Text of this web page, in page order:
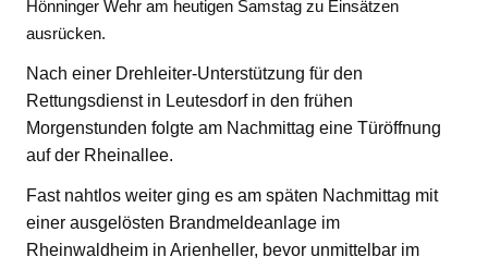
Hönninger Wehr am heutigen Samstag zu Einsätzen
ausrücken.
Nach einer Drehleiter-Unterstützung für den
Rettungsdienst in Leutesdorf in den frühen
Morgenstunden folgte am Nachmittag eine Türöffnung
auf der Rheinallee.
Fast nahtlos weiter ging es am späten Nachmittag mit
einer ausgelösten Brandmeldeanlage im
Rheinwaldheim in Arienheller, bevor unmittelbar im